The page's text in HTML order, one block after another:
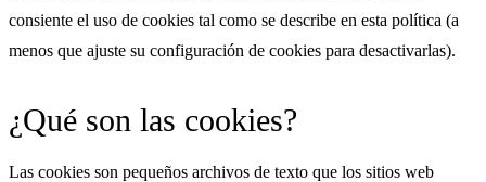
consiente el uso de cookies tal como se describe en esta política (a
menos que ajuste su configuración de cookies para desactivarlas).
¿Qué son las cookies?
Las cookies son pequeños archivos de texto que los sitios web